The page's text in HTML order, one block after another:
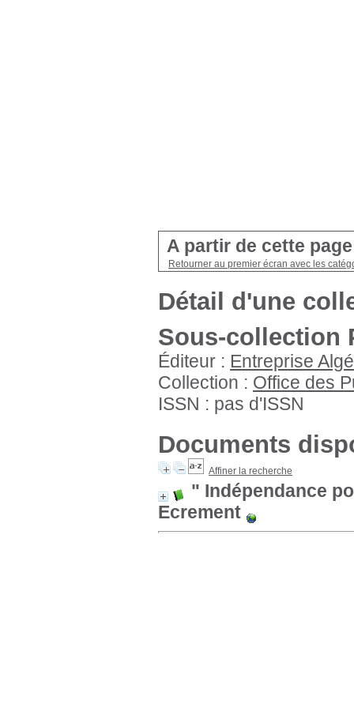
A partir de cette
Retourner au premier écran avec les
Détail d'une
Sous-collection
Éditeur : Entreprise
Collection : Office des
ISSN : pas d'ISSN
Documents
Affiner la recherche
" Indépendance
Ecrement